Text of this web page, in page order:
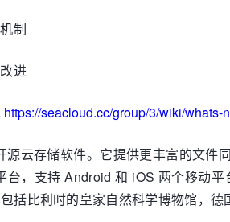
制
进
https://seacloud.cc/group/3/wiki/
源云存储软件。它提供更丰富的文件
台，支持 Android 和 iOS 两个移动
括比利时的皇家自然科学博物馆，